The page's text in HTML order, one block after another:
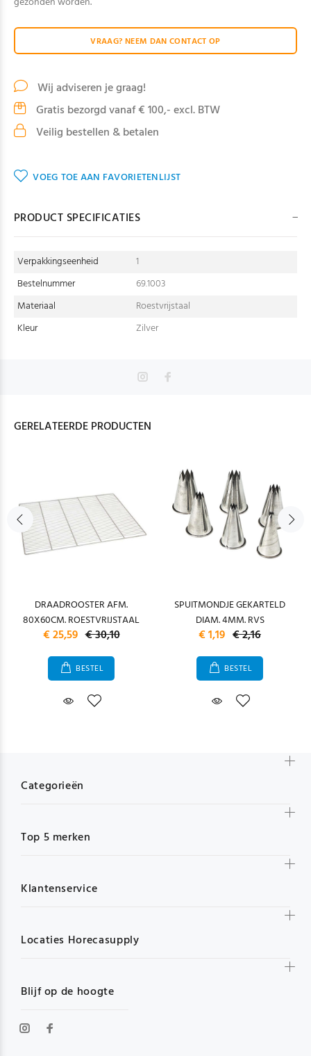
VRAAG? NEEM DAN CONTACT OP
Wij adviseren je graag!
Gratis bezorgd vanaf € 100,- excl. BTW
Veilig bestellen & betalen
VOEG TOE AAN FAVORIETENLIJST
PRODUCT SPECIFICATIES
Verpakkingseenheid
1
Bestelnummer
69.1003
Materiaal
Roestvrijstaal
Kleur
Zilver
GERELATEERDE PRODUCTEN
DRAADROOSTER AFM.
80X60CM. ROESTVRIJSTAAL
€ 25,59 € 30,10
BESTEL
SPUITMONDJE GEKARTELD
DIAM. 4MM. RVS
€ 1,19 € 2,16
BESTEL
Blijf op de hoogte
Categorieën
Top 5 merken
Klantenservice
Locaties Horecasupply